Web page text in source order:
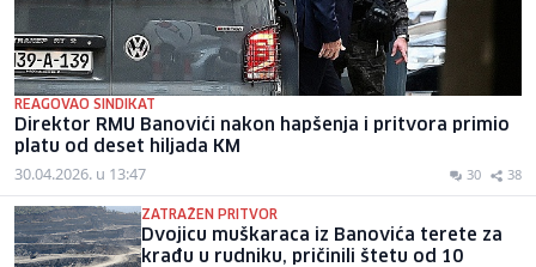
REAGOVAO SINDIKAT
Direktor RMU Banovići nakon hapšenja i pritvora primio
platu od deset hiljada KM
30.04.2026. u 13:47 30 38
ZATRAŽEN PRITVOR
Dvojicu muškaraca iz Banovića terete za
krađu u rudniku, pričinili štetu od 10